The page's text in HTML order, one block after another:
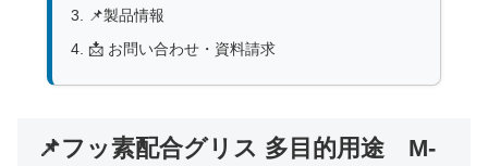
📌製品情報
📩 お問い合わせ・資料請求
📌フッ素配合グリス 多目的用途 M-